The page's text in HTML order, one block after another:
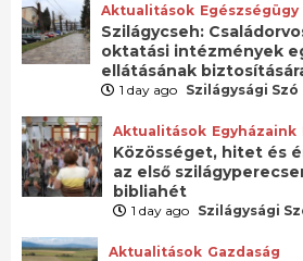
Aktualitások Egészségügy
Szilágycseh:
oktatási intézmények
ellátásának
1 day ago Szilágysági Szó
Aktualitások Egyházaink
Közösséget, hitet és
az első
bibliahét
1 day ago Szilágysági
Aktualitások Gazdaság